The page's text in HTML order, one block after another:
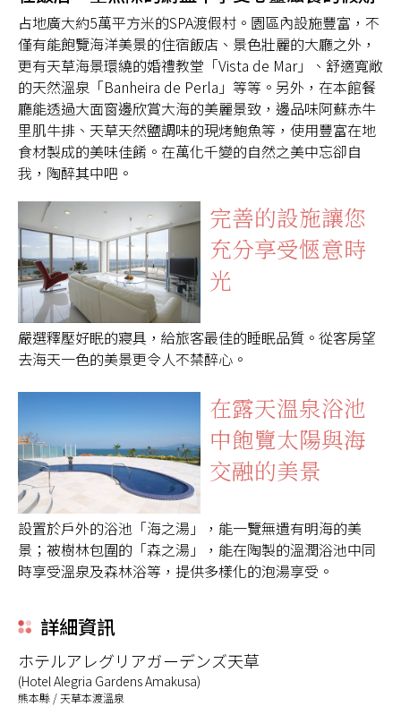
占地廣大約5萬平方米的SPA渡假村。園區內設施豐富，不
僅有能飽覽海洋美景的住宿飯店、景色壯麗的大廳之外，
更有天草海景環繞的婚禮教堂「Vista de Mar」、舒適寬敞
的天然溫泉「Banheira de Perla」等等。另外，在本館餐
廳能透過大面窗邊欣賞大海的美麗景致，邊品味阿蘇赤牛
里肌牛排、天草天然鹽調味的現烤鮑魚等，使用豐富在地
食材製成的美味佳餚。在萬化千變的自然之美中忘卻自
我，陶醉其中吧。
完善的設施讓您
充分享受愜意時
光
嚴選釋壓好眠的寢具，給旅客最佳的睡眠品質。從客房望
去海天一色的美景更令人不禁醉心。
在露天溫泉浴池
中飽覽太陽與海
交融的美景
設置於戶外的浴池「海之湯」，能一覽無遺有明海的美
景；被樹林包圍的「森之湯」，能在陶製的溫潤浴池中同
時享受溫泉及森林浴等，提供多樣化的泡湯享受。
詳細資訊
ホテルアレグリアガーデンズ天草
(Hotel Alegria Gardens Amakusa)
熊本縣 / 天草本渡溫泉